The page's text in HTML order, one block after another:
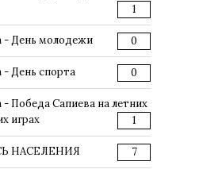
1
- День молодежи 0
- День спорта 0
- Победа Сапиева на летних
играх
1
НАСЕЛЕНИЯ 7